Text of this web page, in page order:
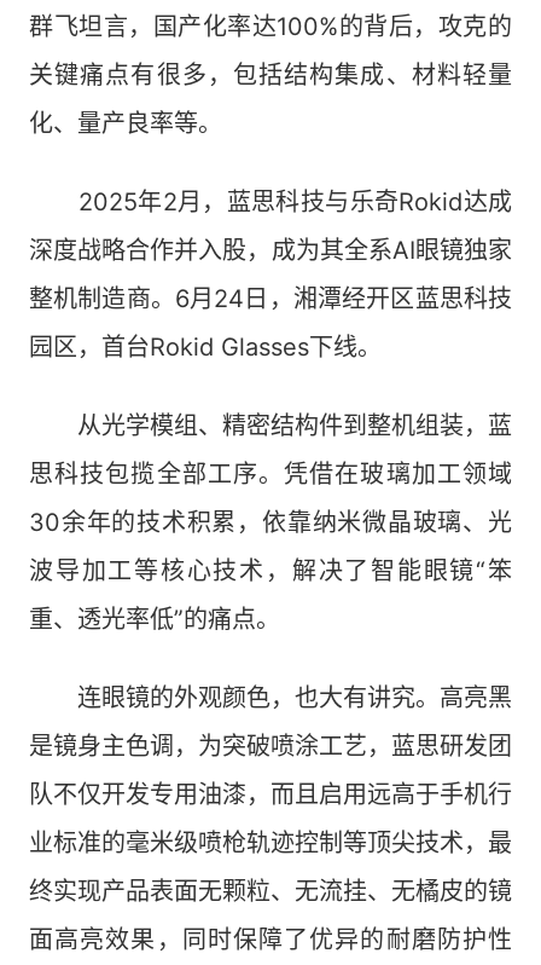
群飞坦言，国产化率达100%的背后，攻克的
关键痛点有很多，包括结构集成、材料轻量
化、量产良率等。
2025年2月，蓝思科技与乐奇Rokid达成
深度战略合作并入股，成为其全系AI眼镜独家
整机制造商。6月24日，湘潭经开区蓝思科技
园区，首台Rokid Glasses下线。
从光学模组、精密结构件到整机组装，蓝
思科技包揽全部工序。凭借在玻璃加工领域
30余年的技术积累，依靠纳米微晶玻璃、光
波导加工等核心技术，解决了智能眼镜“笨
重、透光率低”的痛点。
连眼镜的外观颜色，也大有讲究。高亮黑
是镜身主色调，为突破喷涂工艺，蓝思研发团
队不仅开发专用油漆，而且启用远高于手机行
业标准的毫米级喷枪轨迹控制等顶尖技术，最
终实现产品表面无颗粒、无流挂、无橘皮的镜
面高亮效果，同时保障了优异的耐磨防护性